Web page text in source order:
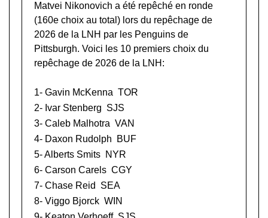
Matvei Nikonovich a été repêché en ronde
(160e choix au total) lors du repêchage de
2026 de la LNH par les Penguins de
Pittsburgh. Voici les 10 premiers choix du
repêchage de 2026 de la LNH:
1- Gavin McKenna TOR
2- Ivar Stenberg SJS
3- Caleb Malhotra VAN
4- Daxon Rudolph
BUF
5-Alberts Smits NYR
6- Carson Carels CGY
7- Chase Reid
SEA
8- Viggo Bjorck WIN